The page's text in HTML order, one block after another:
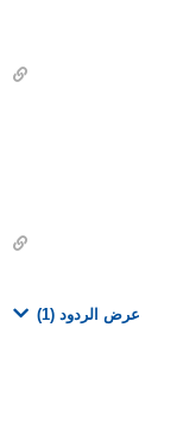
عرض الردود (1)